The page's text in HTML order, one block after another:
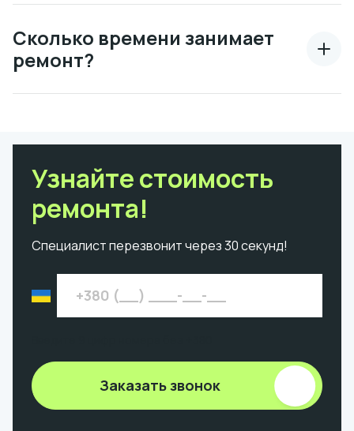
Сколько времени занимает
ремонт?
Узнайте стоимость
ремонта!
Специалист перезвонит через 30 секунд!
Заказать звонок